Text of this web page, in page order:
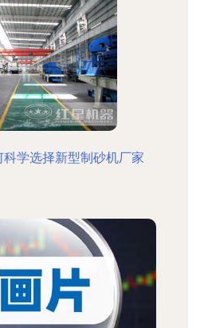
学选择新型制砂机厂家